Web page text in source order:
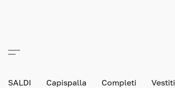
SALDI Capispalla Completi Vestiti